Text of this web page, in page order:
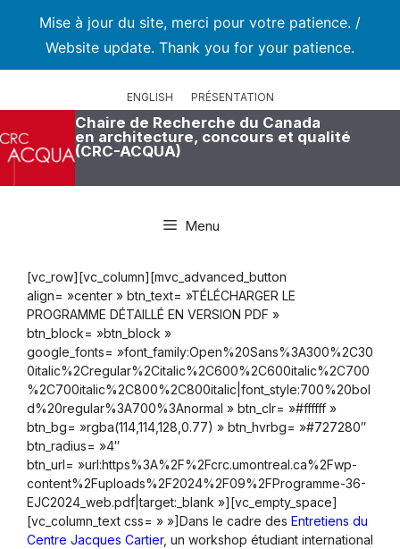
Mise à jour du site, merci pour votre patience. /
Website update. Thank you for your patience.
ENGLISH PRÉSENTATION
Chaire de Recherche du Canada
en architecture, concours et qualité
(CRC-ACQUA)
Menu
[vc_row][vc_column][mvc_advanced_button
align= »center » btn_text= »TÉLÉCHARGER LE
PROGRAMME DÉTAILLÉ EN VERSION PDF »
btn_block= »btn_block »
google_fonts= »font_family:Open%20Sans%3A300%2C30
0italic%2Cregular%2Citalic%2C600%2C600italic%2C700
%2C700italic%2C800%2C800italic|font_style:700%20bol
d%20regular%3A700%3Anormal » btn_clr= »#ffffff »
btn_bg= »rgba(114,114,128,0.77) » btn_hvrbg= »#727280″
btn_radius= »4″
btn_url= »url:https%3A%2F%2Fcrc.umontreal.ca%2Fwp-
content%2Fuploads%2F2024%2F09%2FProgramme-36-
EJC2024_web.pdf|target:_blank »][vc_empty_space]
[vc_column_text css= » »]Dans le cadre des Entretiens du
Centre Jacques Cartier, un workshop étudiant international